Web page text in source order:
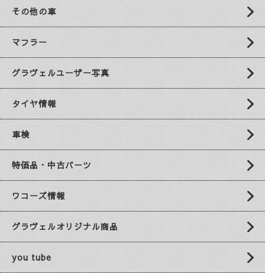
その他の車
マフラー
グラヴェルユーザー写真
タイヤ情報
車検
特価品・中古パーツ
ワコーズ情報
グラヴェルオリジナル商品
you tube